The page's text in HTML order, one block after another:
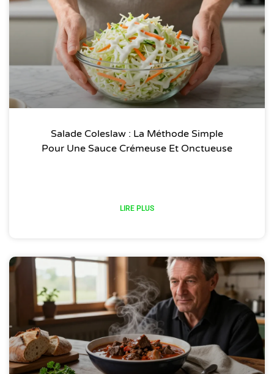
Salade Coleslaw : La Méthode Simple
Pour Une Sauce Crémeuse Et Onctueuse
LIRE PLUS